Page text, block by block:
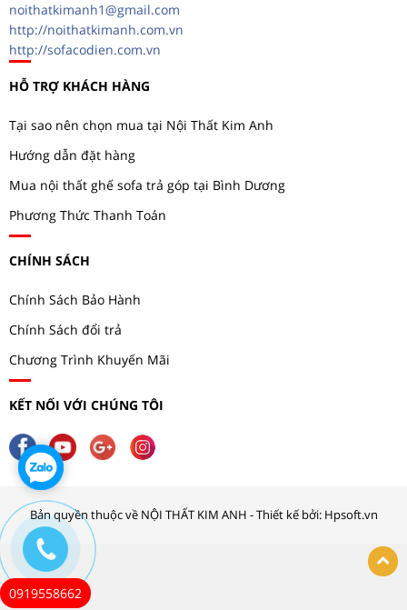
noithatkimanh1@gmail.com
http://noithatkimanh.com.vn
http://sofacodien.com.vn
HỖ TRỢ KHÁCH HÀNG
Tại sao nên chọn mua tại Nội Thất Kim Anh
Hướng dẫn đặt hàng
Mua nội thất ghế sofa trả góp tại Bình Dương
Phương Thức Thanh Toán
CHÍNH SÁCH
Chính Sách Bảo Hành
Chính Sách đổi trả
Chương Trình Khuyến Mãi
KẾT NỐI VỚI CHÚNG TÔI
Bản quyền thuộc về NỘI THẤT KIM ANH - Thiết kế bởi: Hpsoft.vn
0919558662